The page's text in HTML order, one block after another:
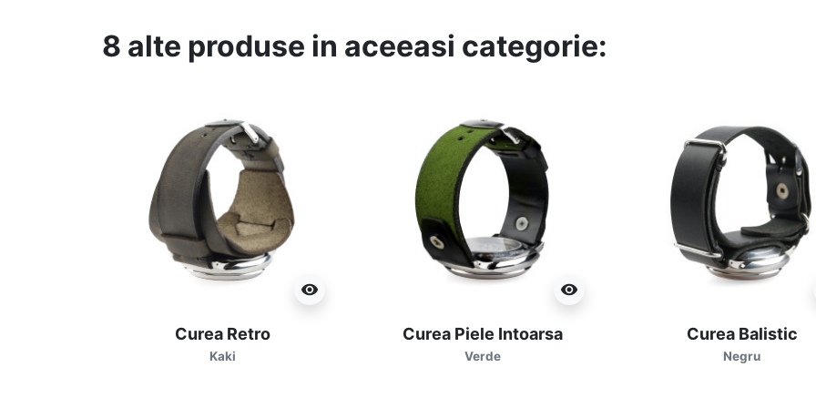
8 alte produse in aceeasi categorie:
visibility
Curea Retro
Kaki
visibility
Curea Piele Intoarsa
Verde
Curea Balistic
Negru